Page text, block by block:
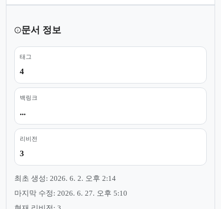
문서 정보
태그
4
백링크
...
리비전
3
최초 생성: 2026. 6. 2. 오후 2:14
마지막 수정: 2026. 6. 27. 오후 5:10